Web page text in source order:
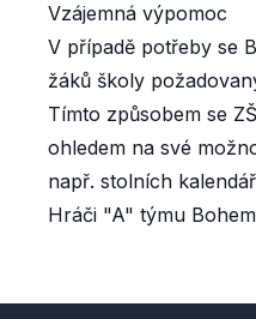
Vzájemná výpomoc
V případě potřeby se
žáků školy
Tímto způsobem se
ohledem na své
např. stolních
Hráči "A" týmu